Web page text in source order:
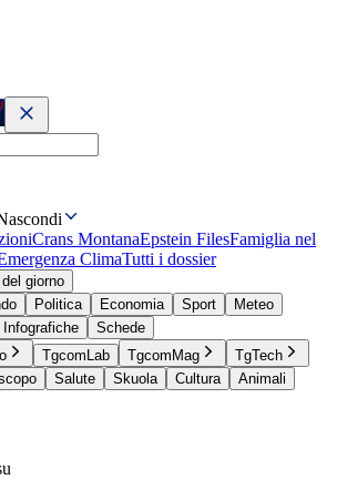
Crans MontanaEpstein FilesFamiglia nel
ClimaTutti i dossier
giorno
Politica Economia Sport
Meteo
Infografiche
Schede
TgcomLab TgcomMag
TgTech
Salute Skuola Cultura
Animali